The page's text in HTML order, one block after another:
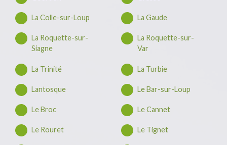
La Colle-sur-Loup La Gaude
La Roquette-sur-
Siagne
La Roquette-sur-
Var
La Trinité La Turbie
Lantosque Le Bar-sur-Loup
Le Broc Le Cannet
Le Rouret Le Tignet